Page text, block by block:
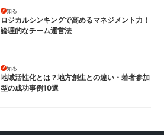
ロジカルシンキングで高めるマネジメント力！
論理的なチーム運営法
知る
地域活性化とは？地方創生との違い・若者参加
型の成功事例10選
知る